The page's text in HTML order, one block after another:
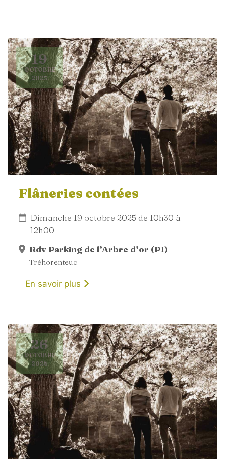
19
OCTOBRE
2025
Flâneries contées
Dimanche 19 octobre 2025 de 10h30 à
12h00
Rdv Parking de l’Arbre d’or (P1)
Tréhorenteuc
En savoir plus
26
OCTOBRE
2025